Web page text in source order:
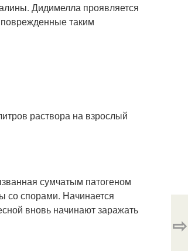
Дидимелла проявляется
таким
раствора на взрослый
сумчатым патогеном
со спорами. Начинается
вновь начинают заражать
⇨